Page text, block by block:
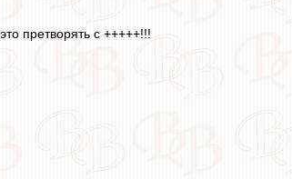
претворять с +++++!!!